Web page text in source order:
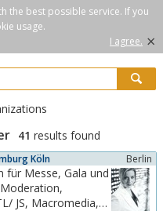
the best possible service. If you
usage.
I agree. ×
41 results found
Köln Berlin
Gala und